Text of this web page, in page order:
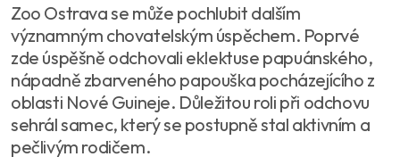
Zoo Ostrava se může pochlubit dalším
významným chovatelským úspěchem. Poprvé
zde úspěšně odchovali eklektuse papuánského,
nápadně zbarveného papouška pocházejícího z
oblasti Nové Guineje. Důležitou roli při odchovu
sehrál samec, který se postupně stal aktivním a
pečlivým rodičem.